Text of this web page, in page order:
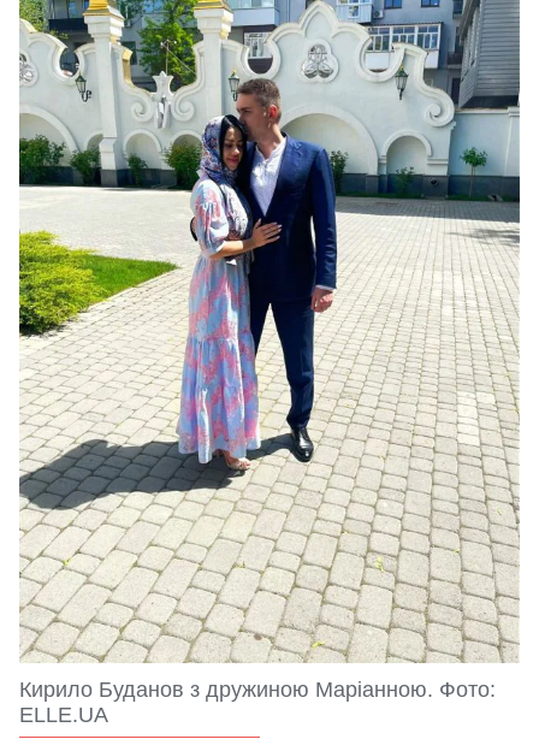
Кирило Буданов з дружиною Маріанною. Фото:
ELLE.UA